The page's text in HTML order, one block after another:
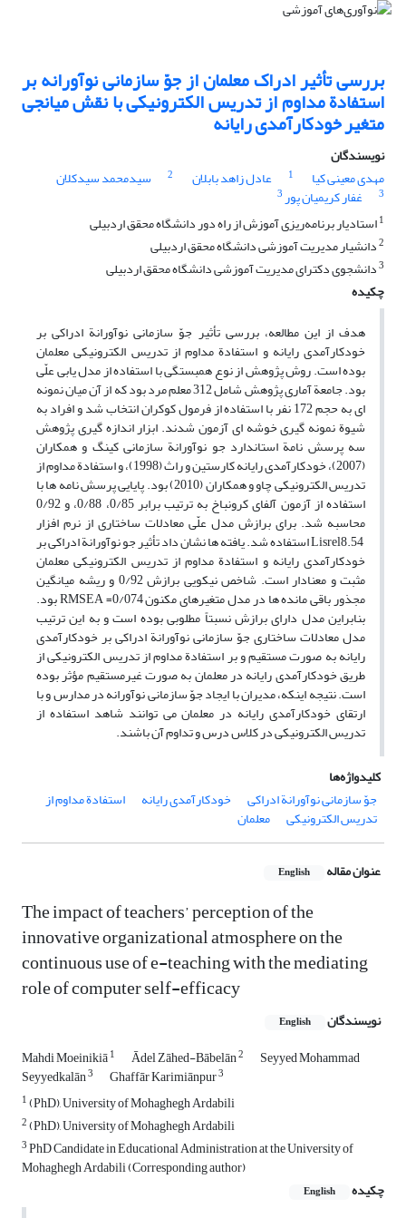
بررسی تأثیر ادراک معلمان از جوّ سازمانی نوآورانه بر
استفادة مداوم از تدریس الکترونیکی با نقش میانجی
متغیر خودکارآمدی رایانه
نویسندگان
مهدی معینی کیا
1 عادل زاهد بابلان 2 سیدمحمد سیدکلان
3 غفار کریمیان پور3
1استادیار برنامه‌ریزی آموزش از راه دور دانشگاه محقق اردبیلی
2دانشیار مدیریت آموزشی دانشگاه محقق اردبیلی
3دانشجوی دکترای مدیریت آموزشی دانشگاه محقق اردبیلی
چکیده
هدف از این مطالعه، بررسی تأثیر جوّ سازمانی نوآورانة ادراکی بر
خودکارآمدی رایانه و استفادة مداوم از تدریس الکترونیکی معلمان
بوده است. روش پژوهش از نوع همبستگی با استفاده از مدل یابی علّی
بود. جامعة آماری پژوهش شامل 312 معلم مرد بود که از آن میان نمونه
ای به حجم 172 نفر با استفاده از فرمول کوکران انتخاب شد و افراد به
شیوة نمونه گیری خوشه ای آزمون شدند. ابزار اندازه گیری پژوهش
سه پرسش نامة استاندارد جو نوآورانة سازمانی کینگ و همکاران
(2007)، خودکارآمدی رایانه کارستین و راث (1998)، و استفادة مداوم از
تدریس الکترونیکی چاو و همکاران (2010) بود. پایایی پرسش نامه ها با
استفاده از آزمون آلفای کرونباخ به ترتیب برابر 0/85، 0/88، و 0/92
محاسبه شد. برای برازش مدل علّی معادلات ساختاری از نرم افزار
Lisrel8.54 استفاده شد. یافته ها نشان داد تأثیر جو نوآورانة ادراکی بر
خودکارآمدی رایانه و استفادة مداوم از تدریس الکترونیکی معلمان
مثبت و معنادار است. شاخص نیکویی برازش 0/92 و ریشه میانگین
مجذور باقی مانده ها در مدل متغیرهای مکنون 0/074= RMSEA بود.
بنابراین مدل دارای برازش نسبتاً مطلوبی بوده است و به این ترتیب
مدل معادلات ساختاری جوّ سازمانی نوآورانة ادراکی بر خودکارآمدی
رایانه به صورت مستقیم و بر استفادة مداوم از تدریس الکترونیکی از
طریق خودکارآمدی رایانه در معلمان به صورت غیرمستقیم مؤثر بوده
است. نتیجه اینکه، مدیران با ایجاد جوّ سازمانی نوآورانه در مدارس و با
ارتقای خودکارآمدی رایانه در معلمان می توانند شاهد استفاده از
تدریس الکترونیکی در کلاس درس و تداوم آن باشند.
کلیدواژه‌ها
جوّ سازمانی نوآورانة ادراکی
خودکارآمدی رایانه استفادة مداوم از
تدریس الکترونیکی معلمان
عنوان مقاله English
The impact of teachers’ perception of the
innovative organizational atmosphere on the
continuous use of e-teaching with the mediating
role of computer self-efficacy
نویسندگان English
Mahdi Moeinikiā1 Ādel Zāhed-Bābelān2 Seyyed Mohammad
Seyyedkalān3 Ghaffār Karimiānpur3
1(PhD), University of Mohaghegh Ardabili
2(PhD), University of Mohaghegh Ardabili
3PhD Candidate in Educational Administration at the University of
Mohaghegh Ardabili (Corresponding author)
چکیده
English